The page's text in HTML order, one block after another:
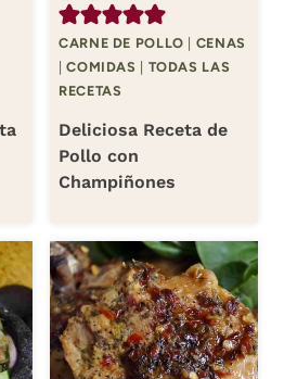
CARNE DE POLLO
CENAS
|COMIDAS
TODAS LAS
RECETAS
Deliciosa Receta de
Pollo con
Champiñones